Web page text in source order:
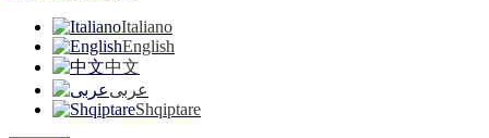
Italiano
English
中文
عربى
Shqiptare